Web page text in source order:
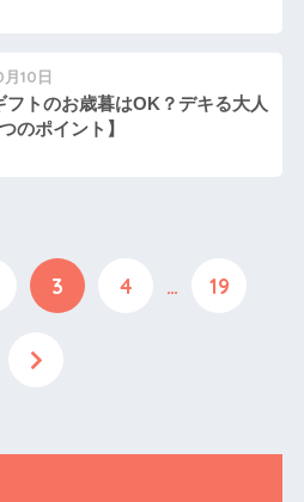
月10日
フトのお歳暮はOK？デキる大人
のポイント】
3 4 … 19